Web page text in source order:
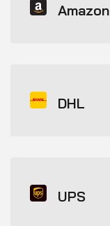
Amazon
DHL
UPS